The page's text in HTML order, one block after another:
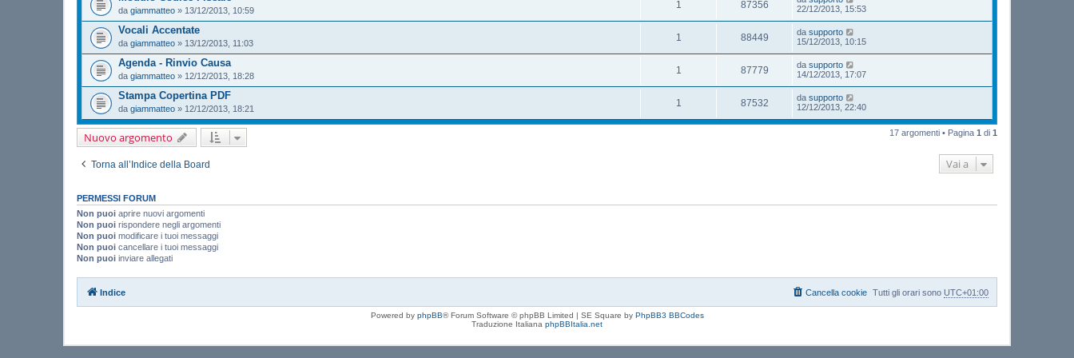
da giammatteo » 13/12/2013, 10:59
1 87356
22/12/2013, 15:53
Vocali Accentate
da giammatteo » 13/12/2013, 11:03
1 88449 da supporto
15/12/2013, 10:15
Agenda - Rinvio Causa
da giammatteo » 12/12/2013, 18:28
1 87779 da supporto
14/12/2013, 17:07
Stampa Copertina PDF
da giammatteo » 12/12/2013, 18:21
1 87532 da supporto
12/12/2013, 22:40
Nuovo argomento 17 argomenti • Pagina 1 di 1
Torna all’Indice della Board Vai a
PERMESSI FORUM
Non puoi aprire nuovi argomenti
Non puoi rispondere negli argomenti
Non puoi modificare i tuoi messaggi
Non puoi cancellare i tuoi messaggi
Non puoi inviare allegati
Indice Tutti gli orari sono UTC+01:00
Cancella cookie
Powered by phpBB® Forum Software © phpBB Limited | SE Square by PhpBB3 BBCodes
Traduzione Italiana phpBBItalia.net